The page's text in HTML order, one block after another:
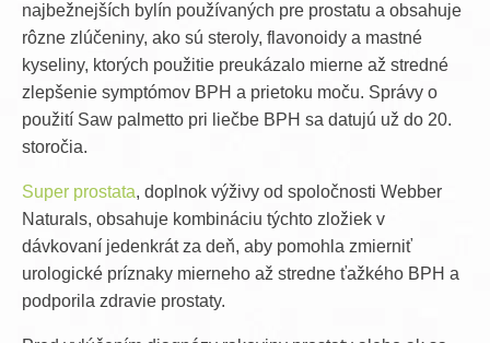
najbežnejších bylín používaných pre prostatu a obsahuje
rôzne zlúčeniny, ako sú steroly, flavonoidy a mastné
kyseliny, ktorých použitie preukázalo mierne až stredné
zlepšenie symptómov BPH a prietoku moču. Správy o
použití Saw palmetto pri liečbe BPH sa datujú už do 20.
storočia.
Super prostata, doplnok výživy od spoločnosti Webber
Naturals, obsahuje kombináciu týchto zložiek v
dávkovaní jedenkrát za deň, aby pomohla zmierniť
urologické príznaky mierneho až stredne ťažkého BPH a
podporila zdravie prostaty.